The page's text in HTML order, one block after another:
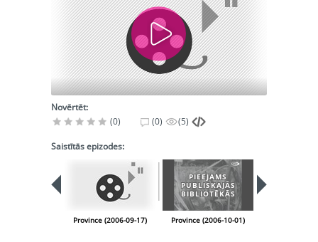
Novērtēt:
(0)
(0) (5)
Saistītās epizodes:
Province (2006-09-17)
PIEEJAMS
PUBLISKAJĀS
BIBLIOTĒKĀS
Province (2006-10-01)